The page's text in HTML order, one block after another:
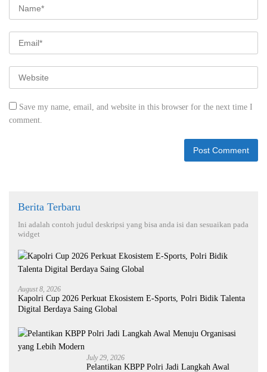
Save my name, email, and website in this browser for the next time I
comment.
Berita Terbaru
Ini adalah contoh judul deskripsi yang bisa anda isi dan sesuaikan pada
widget
August 8, 2026
Kapolri Cup 2026 Perkuat Ekosistem E-Sports, Polri Bidik Talenta
Digital Berdaya Saing Global
July 29, 2026
Pelantikan KBPP Polri Jadi Langkah Awal